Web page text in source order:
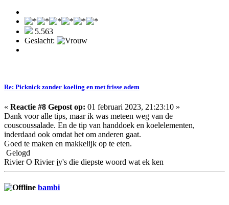
5.563
Geslacht:
Re: Picknick zonder koeling en met frisse adem
« Reactie #8 Gepost op: 01 februari 2023, 21:23:10 »
Dank voor alle tips, maar ik was meteen weg van de
couscoussalade. En de tip van handdoek en koelelementen,
inderdaad ook omdat het om anderen gaat.
Goed te maken en makkelijk op te eten.
Gelogd
Rivier O Rivier jy's die diepste woord wat ek ken
bambi